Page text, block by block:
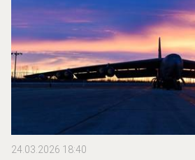
24.03.2026 18:40